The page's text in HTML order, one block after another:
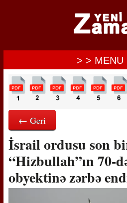
> > MENU
← Geri
İsrail ordusu son
“Hizbullah”ın 70-
obyektinə zərbə